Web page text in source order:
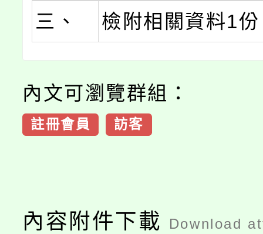
三、
檢附相關資料1
內文可瀏覽群組：
註冊會員 訪客
內容附件下載 Download